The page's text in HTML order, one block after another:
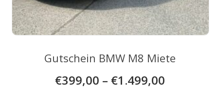
Gutschein BMW M8 Miete
€399,00 – €1.499,00